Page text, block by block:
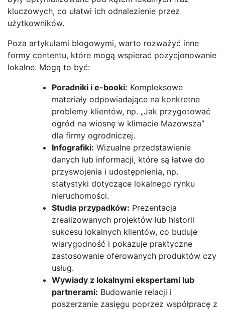
kluczowych, co ułatwi ich odnalezienie przez
użytkowników.
Poza artykułami blogowymi, warto rozważyć inne
formy contentu, które mogą wspierać pozycjonowanie
lokalne. Mogą to być:
Poradniki i e-booki: Kompleksowe
materiały odpowiadające na konkretne
problemy klientów, np. „Jak przygotować
ogród na wiosnę w klimacie Mazowsza”
dla firmy ogrodniczej.
Infografiki: Wizualne przedstawienie
danych lub informacji, które są łatwe do
przyswojenia i udostępnienia, np.
statystyki dotyczące lokalnego rynku
nieruchomości.
Studia przypadków: Prezentacja
zrealizowanych projektów lub historii
sukcesu lokalnych klientów, co buduje
wiarygodność i pokazuje praktyczne
zastosowanie oferowanych produktów czy
usług.
Wywiady z lokalnymi ekspertami lub
partnerami: Budowanie relacji i
poszerzanie zasięgu poprzez współpracę z